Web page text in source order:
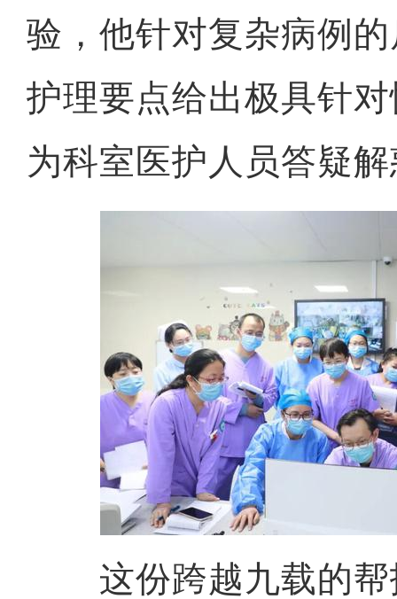
验，他针对复杂病例
护理要点给出极具针
为科室医护人员答疑
这份跨越九载的帮